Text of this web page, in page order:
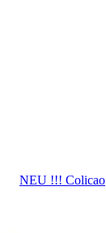
NEU !!! Colicao